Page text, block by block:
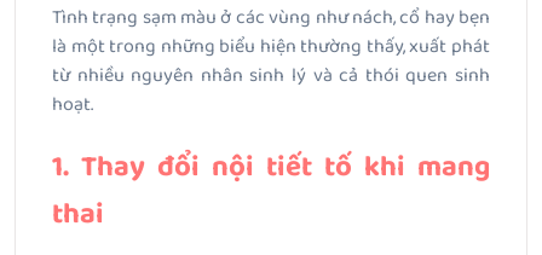
Tình trạng sạm màu ở các vùng như nách, cổ hay bẹn
là một trong những biểu hiện thường thấy, xuất phát
từ nhiều nguyên nhân sinh lý và cả thói quen sinh
hoạt.
1. Thay đổi nội tiết tố khi mang
thai